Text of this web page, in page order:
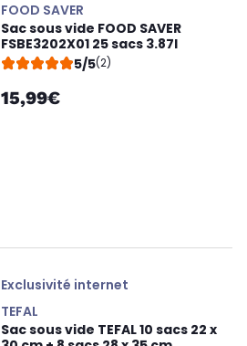
FOOD SAVER
Sac sous vide FOOD SAVER
FSBE3202X01 25 sacs 3.87l
5/5(2)
15,99€
Exclusivité internet
TEFAL
Sac sous vide TEFAL 10 sacs 22 x